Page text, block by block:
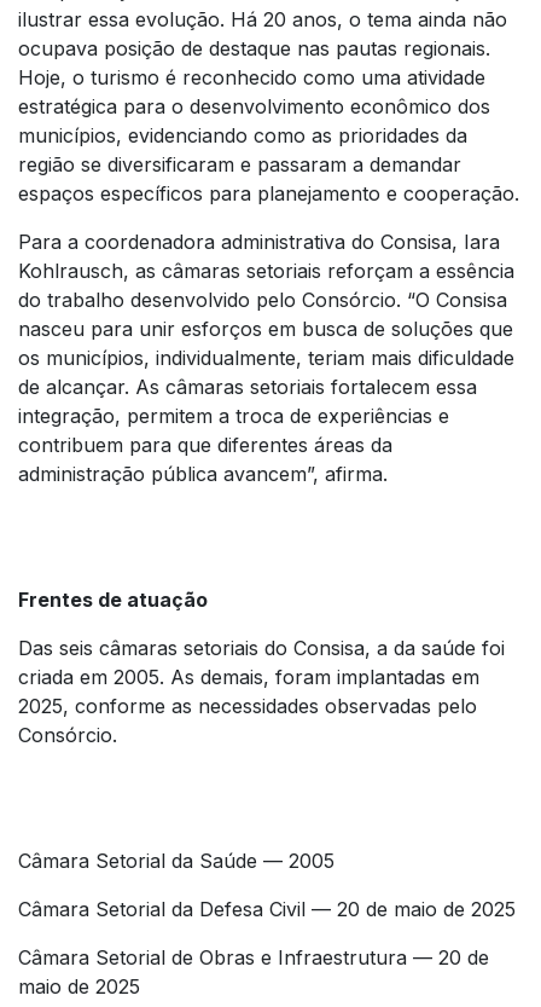
ilustrar essa evolução. Há 20 anos, o tema ainda não
ocupava posição de destaque nas pautas regionais.
Hoje, o turismo é reconhecido como uma atividade
estratégica para o desenvolvimento econômico dos
municípios, evidenciando como as prioridades da
região se diversificaram e passaram a demandar
espaços específicos para planejamento e cooperação.
Para a coordenadora administrativa do Consisa, Iara
Kohlrausch, as câmaras setoriais reforçam a essência
do trabalho desenvolvido pelo Consórcio. “O Consisa
nasceu para unir esforços em busca de soluções que
os municípios, individualmente, teriam mais dificuldade
de alcançar. As câmaras setoriais fortalecem essa
integração, permitem a troca de experiências e
contribuem para que diferentes áreas da
administração pública avancem”, afirma.
Frentes de atuação
Das seis câmaras setoriais do Consisa, a da saúde foi
criada em 2005. As demais, foram implantadas em
2025, conforme as necessidades observadas pelo
Consórcio.
Câmara Setorial da Saúde — 2005
Câmara Setorial da Defesa Civil — 20 de maio de 2025
Câmara Setorial de Obras e Infraestrutura — 20 de
maio de 2025